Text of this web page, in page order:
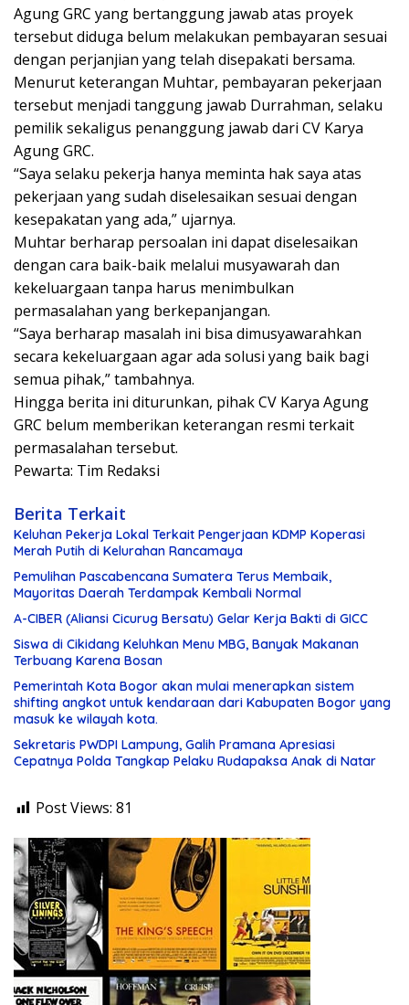
Agung GRC yang bertanggung jawab atas proyek
tersebut diduga belum melakukan pembayaran sesuai
dengan perjanjian yang telah disepakati bersama.
Menurut keterangan Muhtar, pembayaran pekerjaan
tersebut menjadi tanggung jawab Durrahman, selaku
pemilik sekaligus penanggung jawab dari CV Karya
Agung GRC.
“Saya selaku pekerja hanya meminta hak saya atas
pekerjaan yang sudah diselesaikan sesuai dengan
kesepakatan yang ada,” ujarnya.
Muhtar berharap persoalan ini dapat diselesaikan
dengan cara baik-baik melalui musyawarah dan
kekeluargaan tanpa harus menimbulkan
permasalahan yang berkepanjangan.
“Saya berharap masalah ini bisa dimusyawarahkan
secara kekeluargaan agar ada solusi yang baik bagi
semua pihak,” tambahnya.
Hingga berita ini diturunkan, pihak CV Karya Agung
GRC belum memberikan keterangan resmi terkait
permasalahan tersebut.
Pewarta: Tim Redaksi
Berita Terkait
Keluhan Pekerja Lokal Terkait Pengerjaan KDMP Koperasi
Merah Putih di Kelurahan Rancamaya
Pemulihan Pascabencana Sumatera Terus Membaik,
Mayoritas Daerah Terdampak Kembali Normal
A-CIBER (Aliansi Cicurug Bersatu) Gelar Kerja Bakti di GICC
Siswa di Cikidang Keluhkan Menu MBG, Banyak Makanan
Terbuang Karena Bosan
Pemerintah Kota Bogor akan mulai menerapkan sistem
shifting angkot untuk kendaraan dari Kabupaten Bogor yang
masuk ke wilayah kota.
Sekretaris PWDPI Lampung, Galih Pramana Apresiasi
Cepatnya Polda Tangkap Pelaku Rudapaksa Anak di Natar
Post Views: 81